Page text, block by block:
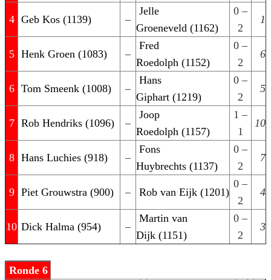
4 Geb Kos (1139) –
Jelle
Groeneveld (1162)
0 –
2
1
5 Henk Groen (1083) –
Fred
Roedolph (1152)
0 –
2
6
6 Tom Smeenk (1008) –
Hans
Giphart (1219)
0 –
2
5
7 Rob Hendriks (1096) –
Joop
Roedolph (1157)
1 –
1
10
8 Hans Luchies (918) –
Fons
Huybrechts (1137)
0 –
2
7
9 Piet Grouwstra (900) – Rob van Eijk (1201)
0 –
2
4
10 Dick Halma (954) –
Martin van
Dijk (1151)
0 –
2
3
Ronde 6